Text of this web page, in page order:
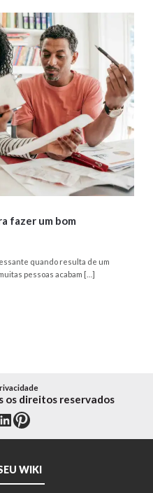
fazer um bom
quando resulta de um
pessoas acabam […]
Pinterest
os direitos reservados
WIKI